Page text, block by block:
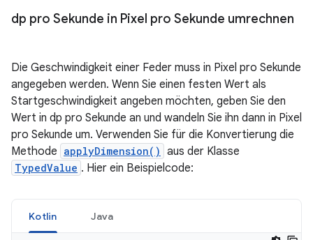
dp pro Sekunde in Pixel pro Sekunde umrechnen
Die Geschwindigkeit einer Feder muss in Pixel pro Sekunde
angegeben werden. Wenn Sie einen festen Wert als
Startgeschwindigkeit angeben möchten, geben Sie den
Wert in dp pro Sekunde an und wandeln Sie ihn dann in Pixel
pro Sekunde um. Verwenden Sie für die Konvertierung die
Methode applyDimension() aus der Klasse
TypedValue . Hier ein Beispielcode:
Kotlin Java